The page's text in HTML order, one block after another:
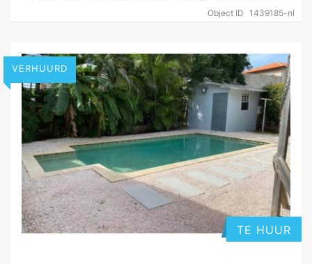
Object ID 1439185-nl
VERHUURD
TE HUUR